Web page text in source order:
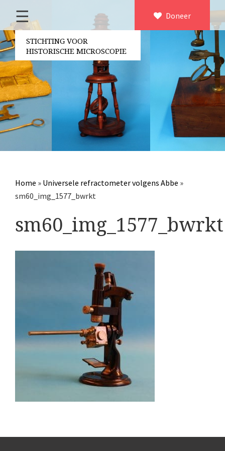
×
Home
Over ons
Contact
Bestuur
Vrijwilligers
Partners
Jaarverslagen
Microscopen
Overige optische instrumenten
Elektrische meetapparatuur
Boeken
Divers
Makers
Images
Culpeper (ca. 1735)
Cuff (ca. 1745)
volgens Culpeper (1750-1780)
‘Jones’ most improved type’ (1800-1830)
Nachet, ‘grand modèle’ (1856-1862)
Doneer
☰
STICHTING VOOR
HISTORISCHE MICROSCOPIE
Home » Universele refractometer volgens Abbe »
sm60_img_1577_bwrkt
sm60_img_1577_bwrkt